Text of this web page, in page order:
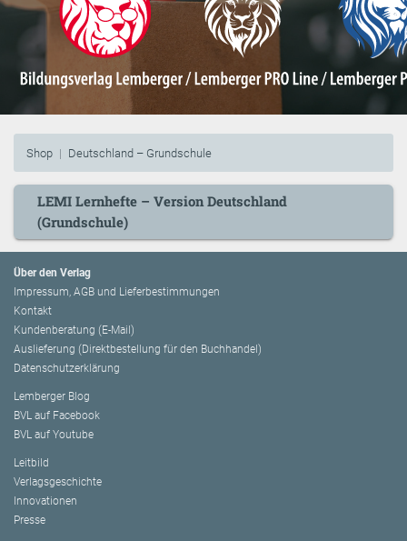
Shop Deutschland – Grundschule
LEMI Lernhefte – Version Deutschland
(Grundschule)
Über den Verlag
Impressum, AGB und Lieferbestimmungen
Kontakt
Kundenberatung (E-Mail)
Auslieferung (Direktbestellung für den Buchhandel)
Datenschutzerklärung
Lemberger Blog
BVL auf Facebook
BVL auf Youtube
Leitbild
Verlagsgeschichte
Innovationen
Presse